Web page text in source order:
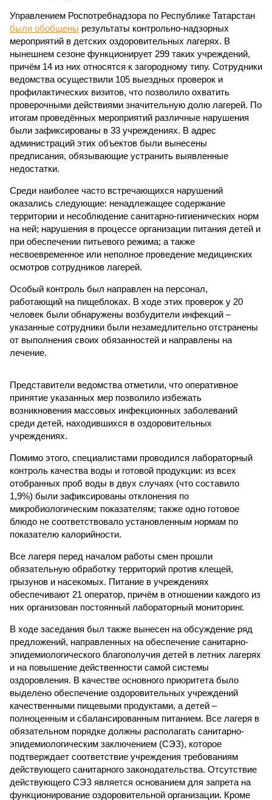
Управлением Роспотребнадзора по Республике Татарстан
были обобщены результаты контрольно-надзорных
мероприятий в детских оздоровительных лагерях. В
нынешнем сезоне функционирует 299 таких учреждений,
причём 14 из них относятся к загородному типу. Сотрудники
ведомства осуществили 105 выездных проверок и
профилактических визитов, что позволило охватить
проверочными действиями значительную долю лагерей. По
итогам проведённых мероприятий различные нарушения
были зафиксированы в 33 учреждениях. В адрес
администраций этих объектов были вынесены
предписания, обязывающие устранить выявленные
недостатки.
Среди наиболее часто встречающихся нарушений
оказались следующие: ненадлежащее содержание
территории и несоблюдение санитарно-гигиенических норм
на ней; нарушения в процессе организации питания детей и
при обеспечении питьевого режима; а также
несвоевременное или неполное проведение медицинских
осмотров сотрудников лагерей.
Особый контроль был направлен на персонал,
работающий на пищеблоках. В ходе этих проверок у 20
человек были обнаружены возбудители инфекций –
указанные сотрудники были незамедлительно отстранены
от выполнения своих обязанностей и направлены на
лечение.
Представители ведомства отметили, что оперативное
принятие указанных мер позволило избежать
возникновения массовых инфекционных заболеваний
среди детей, находившихся в оздоровительных
учреждениях.
Помимо этого, специалистами проводился лабораторный
контроль качества воды и готовой продукции: из всех
отобранных проб воды в двух случаях (что составило
1,9%) были зафиксированы отклонения по
микробиологическим показателям; также одно готовое
блюдо не соответствовало установленным нормам по
показателю калорийности.
Все лагеря перед началом работы смен прошли
обязательную обработку территорий против клещей,
грызунов и насекомых. Питание в учреждениях
обеспечивают 21 оператор, причём в отношении каждого из
них организован постоянный лабораторный мониторинг.
В ходе заседания был также вынесен на обсуждение ряд
предложений, направленных на обеспечение санитарно-
эпидемиологического благополучия детей в летних лагерях
и на повышение действенности самой системы
оздоровления. В качестве основного приоритета было
выделено обеспечение оздоровительных учреждений
качественными пищевыми продуктами, а детей –
полноценным и сбалансированным питанием. Все лагеря в
обязательном порядке должны располагать санитарно-
эпидемиологическим заключением (СЭЗ), которое
подтверждает соответствие учреждения требованиям
действующего санитарного законодательства. Отсутствие
действующего СЭЗ является основанием для запрета на
функционирование оздоровительной организации. Кроме